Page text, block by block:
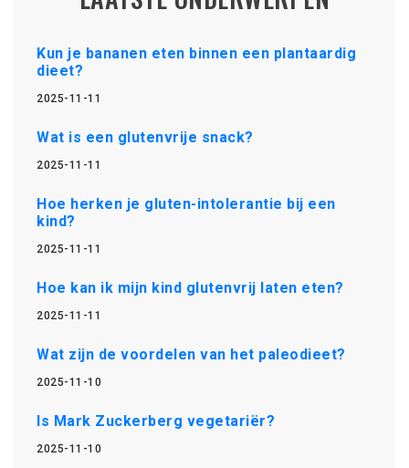
Kun je bananen eten binnen een plantaardig
dieet?
2025-11-11
Wat is een glutenvrije snack?
2025-11-11
Hoe herken je gluten-intolerantie bij een
kind?
2025-11-11
Hoe kan ik mijn kind glutenvrij laten eten?
2025-11-11
Wat zijn de voordelen van het paleodieet?
2025-11-10
Is Mark Zuckerberg vegetariër?
2025-11-10